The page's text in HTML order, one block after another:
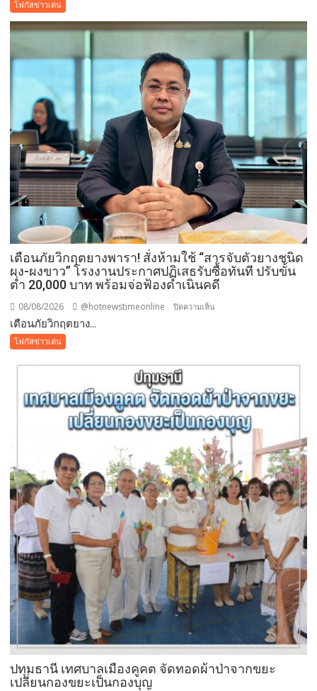
ประดิษฐาน
มหกรรม
สวน
อุดรธานี
2569
เปิด
พื้นที่
ศรัทธา
คู่
ขนาน
พืช
สวน
โฟกัสข่าวเด่น
เตือนภัยวิกฤตยางพารา! สั่งห้ามใช้ “สารจับตัวยางชนิด
ผง-ผงขาว” โรงงานประกาศปฏิเสธรับซื้อทันที ปรับขั้น
ต่ำ 20,000 บาท พร้อมจ่อฟ้องดำเนินคดี
08/08/2026 @hotnewstimeonline ปิดความเห็น
ยางพารา!
ห้าม
ใช้
“สาร
จับ
ตัว
ยาง
ชนิด
ผง-
ผงขาว”
โรงงาน
ประกาศ
ปฏิเสธ
รับ
ซื้อ
ขั้น
ต่ำ
เตือนภัยวิกฤตยาง...
โฟกัสข่าวเด่น
ปทุมธานี เทศบาลเมืองคูคต จัดทอดผ้าป่าจากขยะ
เปลี่ยนกองขยะเป็นกองบุญ